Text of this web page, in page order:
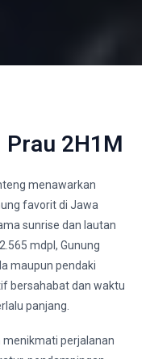
Prau 2H1M
menawarkan
favorit di Jawa
sunrise dan lautan
mdpl, Gunung
maupun pendaki
bersahabat dan waktu
panjang.
menikmati perjalanan